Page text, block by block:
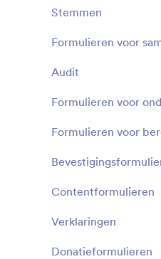
Stemmen
Audit
Formulieren voor
Contentformulieren
Verklaringen
Donatieformulieren